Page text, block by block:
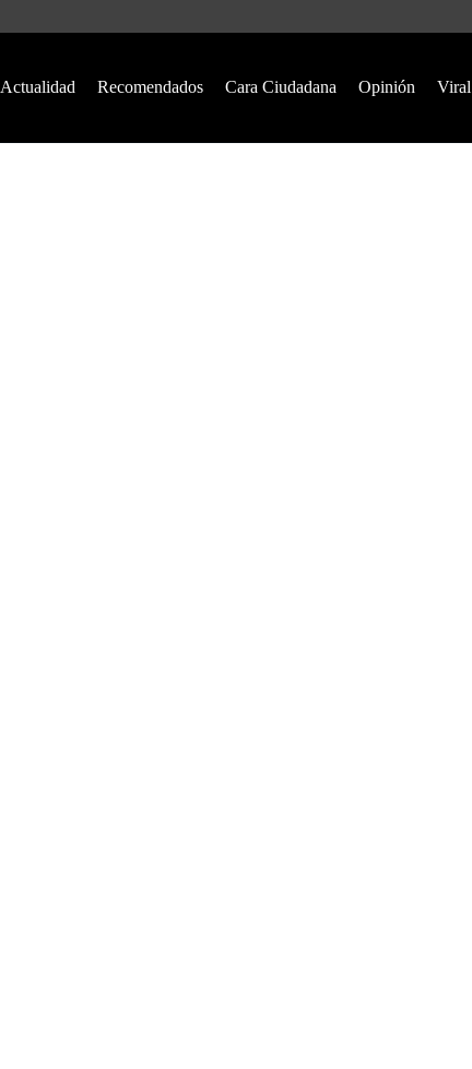
Actualidad Recomendados Cara Ciudadana Opinión Viral